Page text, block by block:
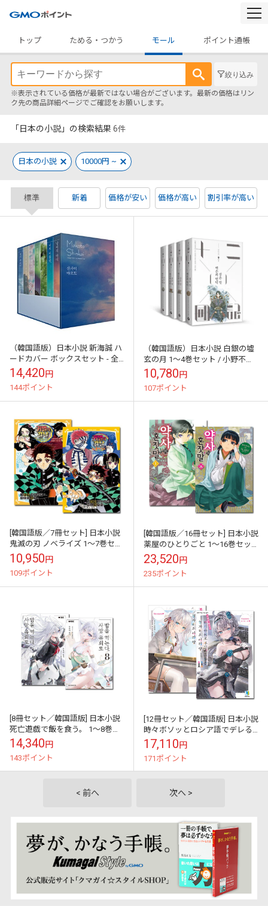
トップ
ためる・つかう モール ポイント通帳
絞り込み
※表示されている価格が最新ではない場合がございます。最新の価格はリン
ク先の商品詳細ページでご確認をお願いします。
「日本の小説」の検索結果 6件
日本の小説 10000円 ~
標準 新着 価格が安い 価格が高い 割引率が高い
（韓国語版）日本小説 新海誠 ハ
ードカバー ボックスセット - 全7
巻セット（ハードカバー）
14,420円
144ポイント
（韓国語版）日本小説 白銀の墟
玄の月 1～4巻セット / 小野不由
美
10,780円
107ポイント
[韓国語版／7冊セット] 日本小説
鬼滅の刃 ノベライズ 1～7巻セッ
ト
10,950円
109ポイント
[韓国語版／16冊セット] 日本小説
薬屋のひとりごと 1～16巻セッ
ト [16巻初回限定特典]
23,520円
235ポイント
[8冊セット／韓国語版] 日本小説
死亡遊戯で飯を食う。 1～8巻セ
ット
14,340円
143ポイント
[12冊セット／韓国語版] 日本小説
時々ボソッとロシア語でデレる
隣のアーリャさん 1～11巻セッ
ト [9～11巻初回限定特典]
17,110円
171ポイント
< 前へ 次へ >